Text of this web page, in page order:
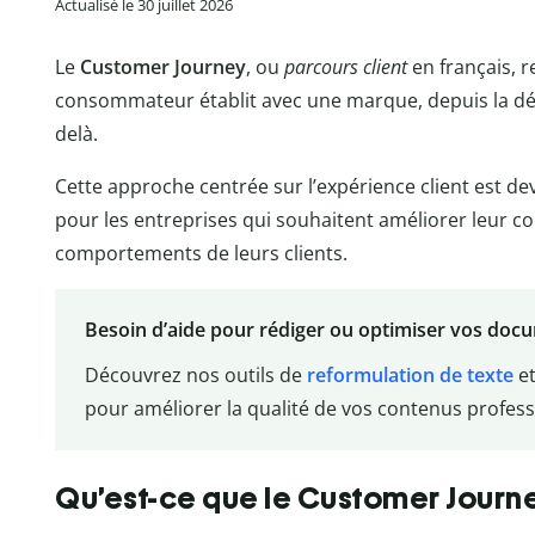
Actualisé le 30 juillet 2026
Le Customer Journey, ou parcours clienten français,
consommateur établit avec une marque, depuis la
delà.
Cette approche centrée sur l’expérience client est
pour les entreprises qui souhaitent améliorer leur
comportements de leurs clients.
Besoin d’aide pour rédiger ou optimiser vos
Découvrez nos outils de reformulation de texte
pour améliorer la qualité de vos contenus
Qu’est-ce que le Customer